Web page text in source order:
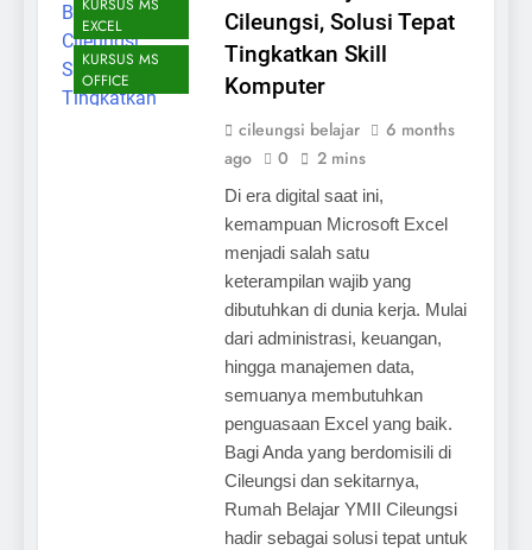
KURSUS MS
EXCEL
KURSUS MS
OFFICE
Cileungsi, Solusi Tepat
Tingkatkan Skill
Komputer
cileungsi belajar
6 months
ago
0 2 mins
Di era digital saat ini,
kemampuan Microsoft Excel
menjadi salah satu
keterampilan wajib yang
dibutuhkan di dunia kerja. Mulai
dari administrasi, keuangan,
hingga manajemen data,
semuanya membutuhkan
penguasaan Excel yang baik.
Bagi Anda yang berdomisili di
Cileungsi dan sekitarnya,
Rumah Belajar YMII Cileungsi
hadir sebagai solusi tepat untuk